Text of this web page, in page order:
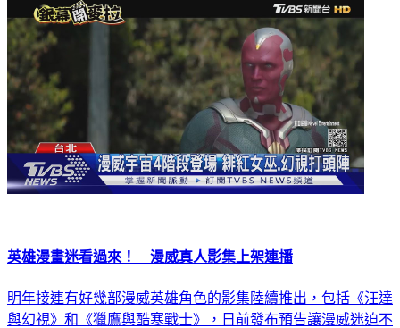
英雄漫畫迷看過來！ 漫威真人影集上架連播
明年接連有好幾部漫威英雄角色的影集陸續推出，包括《汪達
與幻視》和《獵鷹與酷寒戰士》，日前發布預告讓漫威迷迫不